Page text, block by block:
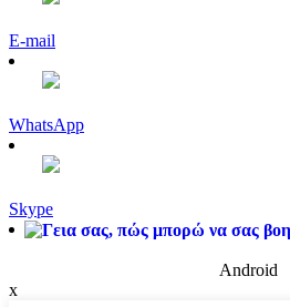
E-mail
WhatsApp
Skype
Android
x